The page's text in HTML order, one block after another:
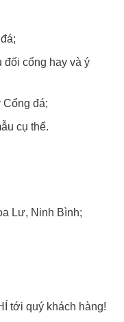
đối cổng hay và ý
Cổng đá;
cụ thể.
Lư, Ninh Bình;
tới quý khách hàng!